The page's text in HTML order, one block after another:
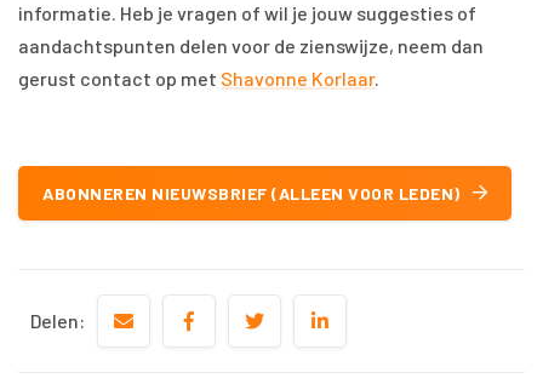
informatie. Heb je vragen of wil je jouw suggesties of
aandachtspunten delen voor de zienswijze, neem dan
gerust contact op met Shavonne Korlaar.
ABONNEREN NIEUWSBRIEF (ALLEEN VOOR LEDEN)
Delen: